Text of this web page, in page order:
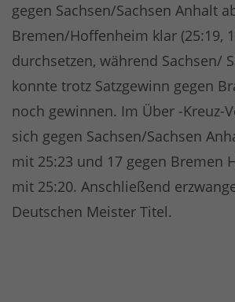
gegen Sachsen/Sachsen Anhalt
Bremen/Hoffenheim klar (25:19,
durchsetzen, während Sachsen/
konnte trotz Satzgewinn gegen
noch gewinnen. Im Über -Kreuz-
sich gegen Sachsen/Sachsen
mit 25:23 und 17 gegen Bremen
mit 25:20. Anschließend
Deutschen Meister Titel.